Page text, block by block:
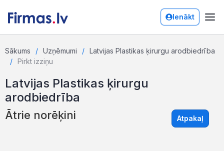
Ienākt
Sākums Uzņēmumi
Latvijas Plastikas ķirurgu arodbiedrība
Pirkt izziņu
Latvijas Plastikas ķirurgu
arodbiedrība
Ātrie norēķini Atpakaļ